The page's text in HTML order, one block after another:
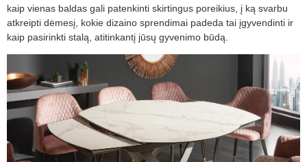
kaip vienas baldas gali patenkinti skirtingus poreikius, į ką svarbu
atkreipti dėmesį, kokie dizaino sprendimai padeda tai įgyvendinti ir
kaip pasirinkti stalą, atitinkantį jūsų gyvenimo būdą.